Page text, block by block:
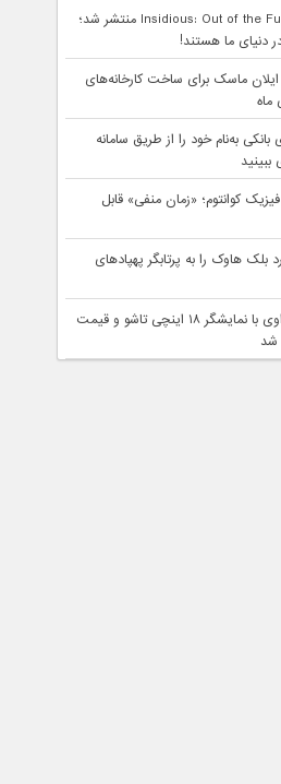
تریلر نهایی Insidious: Out of the Further منتشر شد؛
دنیای ما هستند!
ایلان ماسک برای ساخت کارخانه‌های
ماه
به‌نام خود را از طریق سامانه
کوانتوم؛ «زمان منفی» قابل
بلک هاوک را به پرتابگر پهپادهای
لپ تاپ تاشو هواوی با نمایشگر ۱۸ اینچی تاشو و قیمت